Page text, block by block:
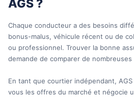
AGS ?
Chaque conducteur a des besoins
bonus-malus, véhicule récent ou de
ou professionnel. Trouver la bonne
demande de comparer de
En tant que courtier indépendant,
vous les offres du marché et négocie